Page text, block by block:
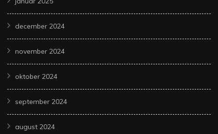
december 2024
november 2024
oktober 2024
september 2024
august 2024